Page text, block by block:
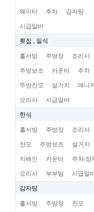
웨이터 주차 감자탕
시급알바
횟집 , 일식
홀서빙 주방장 조리사
주방보조 카운터 주차
주방찬모 설거지 매니
요리사 시급알바
한식
홀서빙 주방장 조리사
찬모 주방보조 설거지
지배인 카운터 주차/장
요리사 부부팀 시급알
감자탕
홀서빙 주방장 찬모